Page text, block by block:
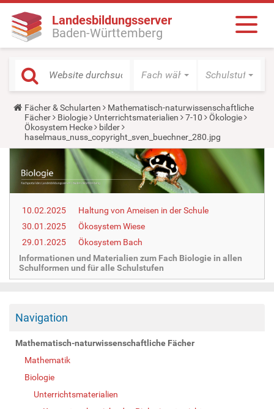
Landesbildungsserver
Baden-Württemberg
Fach wählen Schulstufe
Y
o
u
a
r
e
r
e
Fächer & Schularten
Mathematisch-naturwissenschaftliche
Fächer
Biologie Unterrichtsmaterialien 7-10
Ökologie
Ökosystem Hecke
bilder
haselmaus_nuss_copyright_sven_buechner_280.jpg
10.02.2025
Haltung von Ameisen in der Schule
30.01.2025
Ökosystem Wiese
29.01.2025
Ökosystem Bach
Informationen und Materialien zum Fach Biologie in allen
Schulformen und für alle Schulstufen
Navigation
Mathematisch-naturwissenschaftliche Fächer
Mathematik
Biologie
Unterrichtsmaterialien